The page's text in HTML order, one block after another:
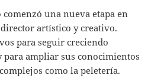
comenzó una nueva etapa en
artístico y creativo.
para seguir creciendo
ampliar sus conocimientos
como la peletería.